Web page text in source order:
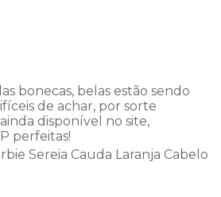
bonecas, belas estão sendo
de achar, por sorte
disponível no site,
perfeitas!
Sereia Cauda Laranja Cabelo